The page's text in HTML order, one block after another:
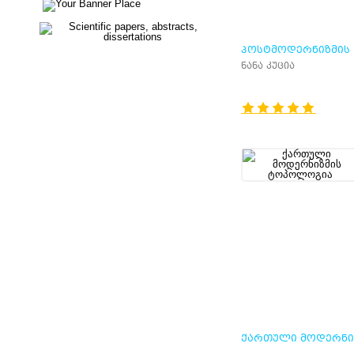
ᲞᲝᲡᲢᲛᲝᲓᲔᲠᲜᲘᲖᲛᲘᲡ
ᲔᲡᲔᲘᲡᲢᲣᲠᲘ
ნანა კუცია
ᲥᲐᲠᲗᲣᲚᲘ